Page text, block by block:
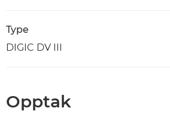
Type
DIGIC DV III
Opptak